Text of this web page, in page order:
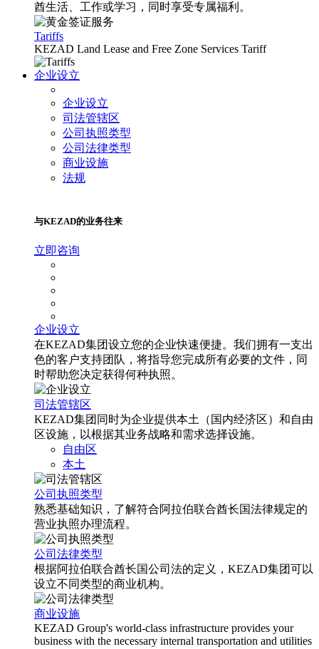
酋生活、工作或学习，同时享受专属福利。
Tariffs
KEZAD Land Lease and Free Zone Services Tariff
企业设立
企业设立
司法管辖区
公司执照类型
公司法律类型
商业设施
法规
与KEZAD的业务往来
立即咨询
企业设立
在KEZAD集团设立您的企业快速便捷。我们拥有一支出
色的客户支持团队，将指导您完成所有必要的文件，同
时帮助您决定获得何种执照。
司法管辖区
KEZAD集团同时为企业提供本土（国内经济区）和自由
区设施，以根据其业务战略和需求选择设施。
自由区
本土
公司执照类型
熟悉基础知识，了解符合阿拉伯联合酋长国法律规定的
营业执照办理流程。
公司法律类型
根据阿拉伯联合酋长国公司法的定义，KEZAD集团可以
设立不同类型的商业机构。
商业设施
KEZAD Group's world-class infrastructure provides your
business with the necessary internal transportation and utilities